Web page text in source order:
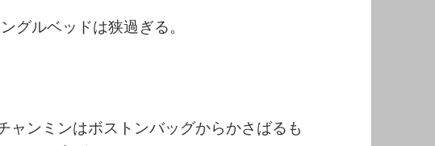
グルベッドは狭過ぎる。
ャンミンはボストンバッグからかさばるも